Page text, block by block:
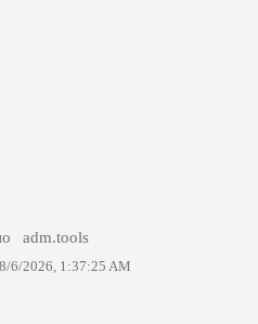
adm.tools
8/6/2026, 1:37:25 AM